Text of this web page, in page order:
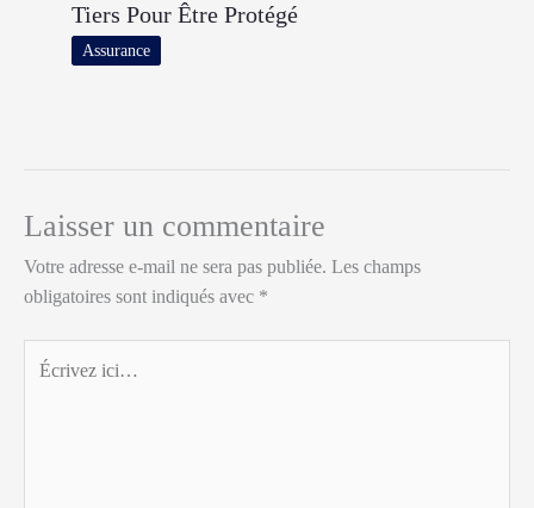
Tiers Pour Être Protégé
Assurance
Laisser un commentaire
Votre adresse e-mail ne sera pas publiée. Les champs
obligatoires sont indiqués avec *
ici…